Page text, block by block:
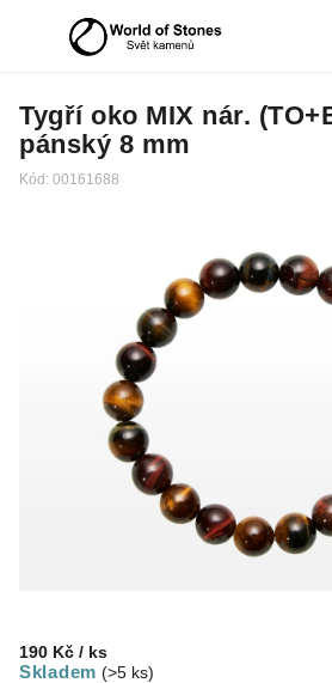
Tygří oko MIX nár.
pánský 8 mm
Kód: 00161688
190 Kč / ks
Skladem (>5 ks)